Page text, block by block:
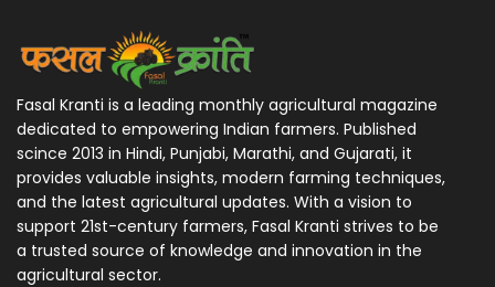
Fasal Kranti is a leading monthly agricultural magazine
dedicated to empowering Indian farmers. Published
scince 2013 in Hindi, Punjabi, Marathi, and Gujarati, it
provides valuable insights, modern farming techniques,
and the latest agricultural updates. With a vision to
support 21st-century farmers, Fasal Kranti strives to be
a trusted source of knowledge and innovation in the
agricultural sector.